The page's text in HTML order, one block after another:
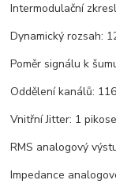
Intermodulační
Dynamický rozsah:
Poměr signálu k
Oddělení kanálů:
Vnitřní Jitter: 1
RMS analogový
Impedance